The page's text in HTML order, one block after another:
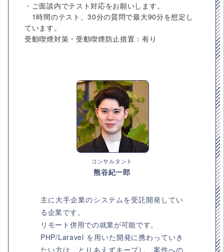
・ご面談内でテスト対応をお願いします。
1時間のテスト、30分の質問で最大90分を想定し
ています。
受動喫煙対策・受動喫煙防止措置：有り
コンサルタント
熊谷紀一郎
主に大手企業のシステムを受託開発してい
る企業です。
リモート併用での就業が可能です。
PHP/Laravel を用いた開発に携わっていき
たい方は、とりあえずキープし、案件への